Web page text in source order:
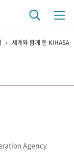
세계와 함께 한 KIHASA
Agency